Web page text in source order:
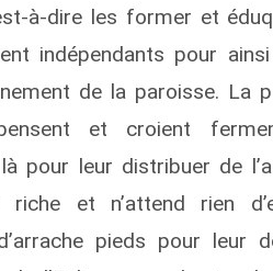
à-dire les former et
indépendants pour
de la paroisse. La
et croient
là pour leur distribuer de
riche et n’attend rien
pieds pour leur